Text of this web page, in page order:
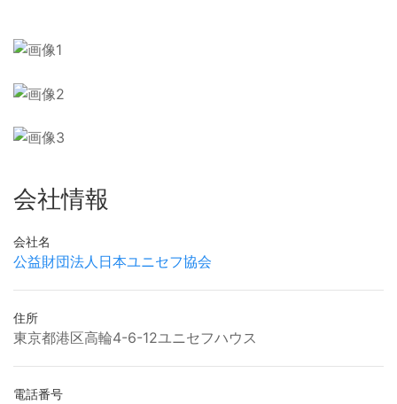
会社情報
会社名
公益財団法人日本ユニセフ協会
住所
東京都港区高輪4-6-12ユニセフハウス
電話番号